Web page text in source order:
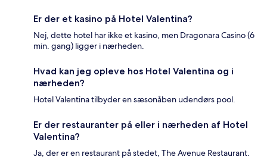
Er der et kasino på Hotel Valentina?
Nej, dette hotel har ikke et kasino, men Dragonara Casino (6
min. gang) ligger i nærheden.
Hvad kan jeg opleve hos Hotel Valentina og i
nærheden?
Hotel Valentina tilbyder en sæsonåben udendørs pool.
Er der restauranter på eller i nærheden af Hotel
Valentina?
Ja, der er en restaurant på stedet, The Avenue Restaurant.